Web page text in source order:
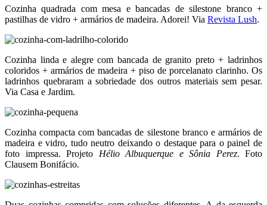
Cozinha quadrada com mesa e bancadas de silestone branco +
pastilhas de vidro + armários de madeira. Adorei! Via Revista Lush.
Cozinha linda e alegre com bancada de granito preto + ladrinhos
coloridos + armários de madeira + piso de porcelanato clarinho. Os
ladrinhos quebraram a sobriedade dos outros materiais sem pesar.
Via Casa e Jardim.
Cozinha compacta com bancadas de silestone branco e armários de
madeira e vidro, tudo neutro deixando o destaque para o painel de
foto impressa. Projeto Hélio Albuquerque e Sônia Perez. Foto
Clausem Bonifácio.